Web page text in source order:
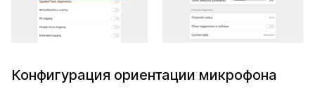
Конфигурация ориентации микрофона